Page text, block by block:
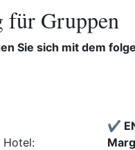
für Gruppen
Sie sich mit dem
Hotel:
✔️